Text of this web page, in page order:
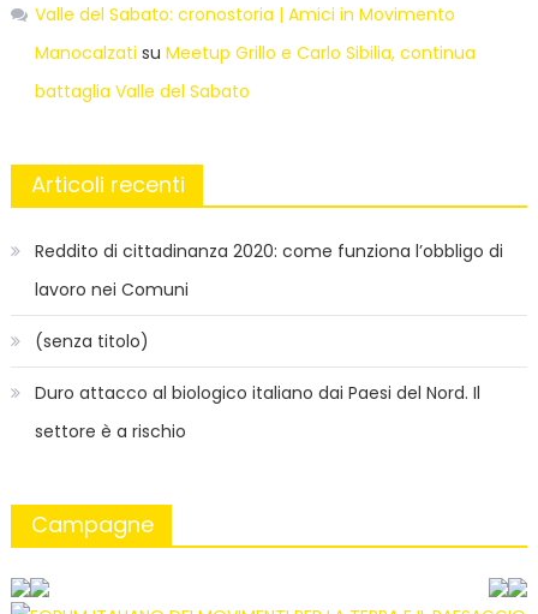
Valle del Sabato: cronostoria | Amici in Movimento
Manocalzati su Meetup Grillo e Carlo Sibilia, continua
battaglia Valle del Sabato
Articoli recenti
Reddito di cittadinanza 2020: come funziona l’obbligo di
lavoro nei Comuni
(senza titolo)
Duro attacco al biologico italiano dai Paesi del Nord. Il
settore è a rischio
Campagne